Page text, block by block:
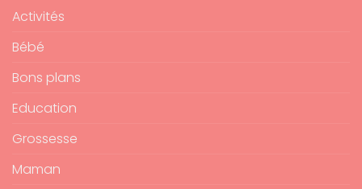
Activités
Bébé
Bons plans
Education
Grossesse
Maman